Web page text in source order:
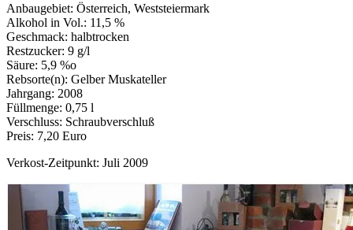
Anbaugebiet: Österreich, Weststeiermark
Alkohol in Vol.: 11,5 %
Geschmack: halbtrocken
Restzucker: 9 g/l
Säure: 5,9 %o
Rebsorte(n): Gelber Muskateller
Jahrgang: 2008
Füllmenge: 0,75 l
Verschluss: Schraubverschluß
Preis: 7,20 Euro
Verkost-Zeitpunkt: Juli 2009